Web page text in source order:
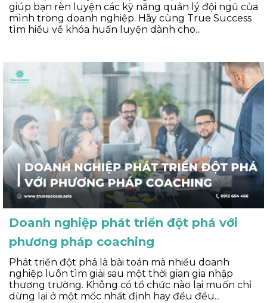
giúp bạn rèn luyện các kỹ năng quản lý đội ngũ của
mình trong doanh nghiệp. Hãy cùng True Success
tìm hiểu về khóa huấn luyện dành cho...
Doanh nghiệp phát triển đột phá với
phương pháp coaching
Phát triển đột phá là bài toán mà nhiều doanh
nghiệp luôn tìm giải sau một thời gian gia nhập
thương trường. Không có tổ chức nào lại muốn chỉ
dừng lại ở một mốc nhất định hay đều đều...